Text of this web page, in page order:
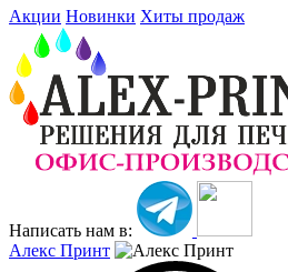
Акции Новинки Хиты продаж
Написать нам в:
Алекс Принт